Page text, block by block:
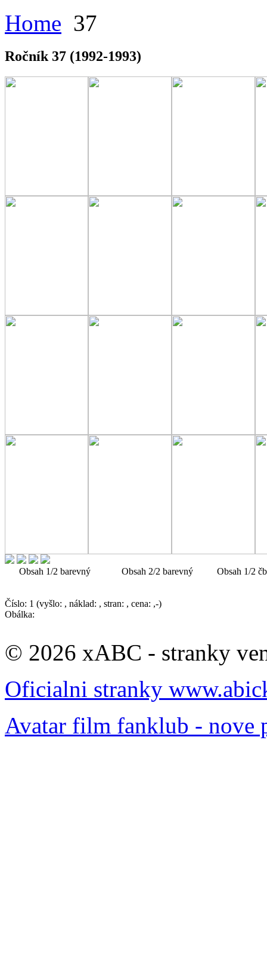
Home 37
Ročník 37 (1992-1993)
Obsah 1/2 barevný Obsah 2/2 barevný Obsah 1/2 čb
Číslo: 1 (vyšlo: , náklad: , stran: , cena: ,-)
Obálka:
© 2026 xABC - stranky
Oficialni stranky
Avatar film fanklub - nove